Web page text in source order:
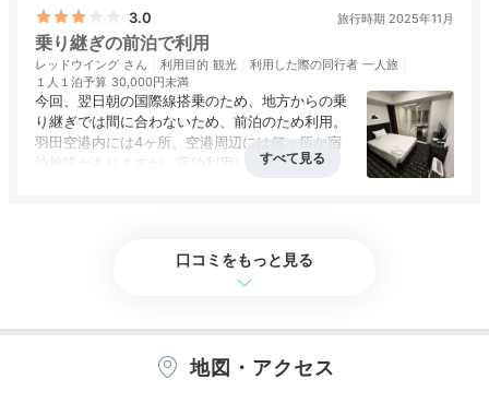
16:00
空港内で
気ままにお買い物
バス・トイレ付となっており、広さが心配でした
が、本当に15平米の中に無理やり風呂まで詰め込
んだという感じで、スーツケースを広げると歩く
のも困難ですので、荷物の整理等はここではおす
すめできません。
価格も2万円超と、部屋の広さから見てもわりに
合わないです。
やはりここは深夜便の羽田空港前・後泊専用と割
食事・ドリンク
評価なし
3.0 旅行時期 2025年11月
乗り継ぎの前泊で利用
レッドウイング 利用目的 観光 利用した際の同行者 一人旅
１人１泊予算 30,000円未満
今回、翌日朝の国際線搭乗のため、地方からの乗
り継ぎでは間に合わないため、前泊のため利用。
羽田空港内には4ヶ所、空港周辺には何ヶ所か宿
泊施設がありますが、宿泊利用したザ ロイヤル
テレビで出発便の案内が確認でき便利です。
お部屋も至って普通です。
口コミをもっと見る
地図・アクセス